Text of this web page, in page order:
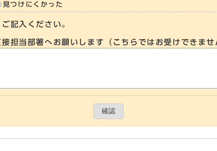
見つけにくかった
記入ください。
担当部署へお願いします（こちらではお受けできませ
確認